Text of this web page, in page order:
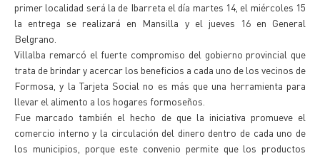
primer localidad será la de Ibarreta el día martes 14, el miércoles 15
la entrega se realizará en Mansilla y el jueves 16 en General
Belgrano.
Villalba remarcó el fuerte compromiso del gobierno provincial que
trata de brindar y acercar los beneficios a cada uno de los vecinos de
Formosa, y la Tarjeta Social no es más que una herramienta para
llevar el alimento a los hogares formoseños.
Fue marcado también el hecho de que la iniciativa promueve el
comercio interno y la circulación del dinero dentro de cada uno de
los municipios, porque este convenio permite que los productos